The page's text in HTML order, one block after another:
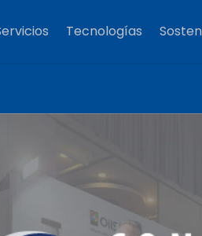
Tecnologías